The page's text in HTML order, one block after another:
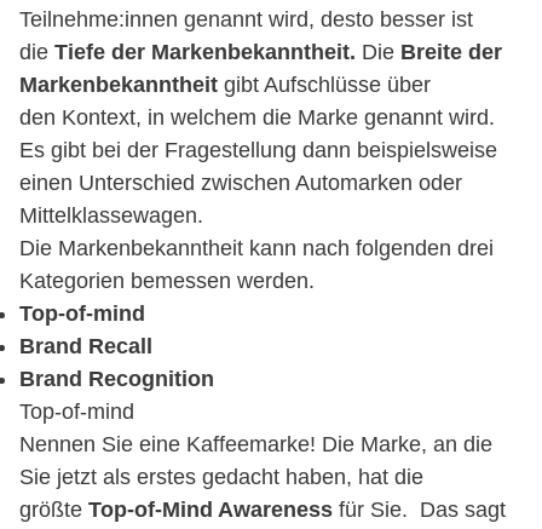
Teilnehme:innen genannt wird, desto besser ist
die Tiefe der Markenbekanntheit. Die Breite der
Markenbekanntheit gibt Aufschlüsse über
den Kontext, in welchem die Marke genannt wird.
Es gibt bei der Fragestellung dann beispielsweise
einen Unterschied zwischen Automarken oder
Mittelklassewagen.
Die Markenbekanntheit kann nach folgenden drei
Kategorien bemessen werden.
Top-of-mind
Brand Recall
Brand Recognition
Top-of-mind
Nennen Sie eine Kaffeemarke! Die Marke, an die
Sie jetzt als erstes gedacht haben, hat die
größte Top-of-Mind Awareness für Sie. Das sagt